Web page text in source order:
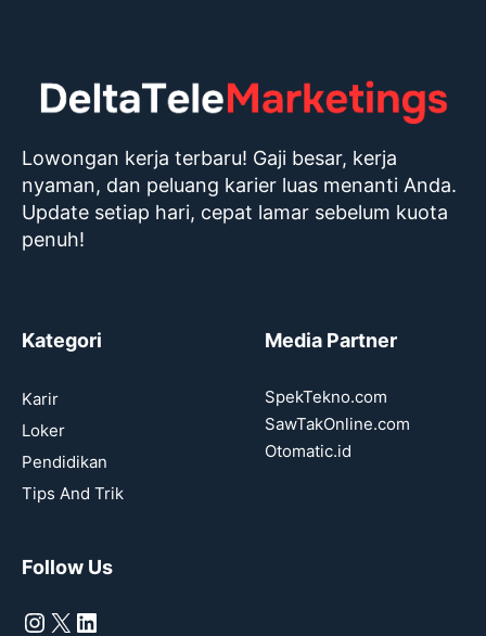
Lowongan kerja terbaru! Gaji besar, kerja
nyaman, dan peluang karier luas menanti Anda.
Update setiap hari, cepat lamar sebelum kuota
penuh!
Kategori
Karir
Loker
Pendidikan
Tips And Trik
Media Partner
SpekTekno.com
SawTakOnline.com
Otomatic.id
Follow Us
Instagram
X LinkedIn